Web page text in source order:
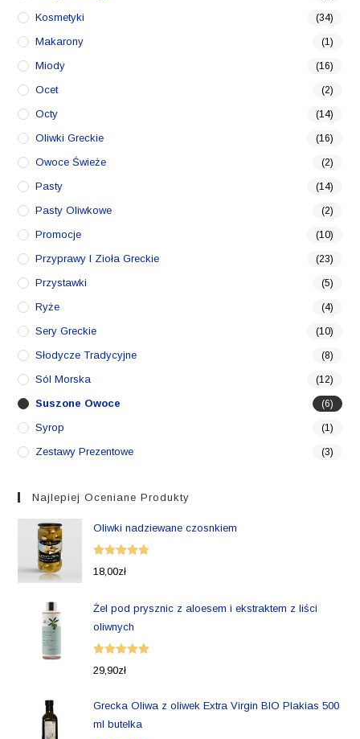
Kosmetyki (34)
Makarony (1)
Miody (16)
Ocet (2)
Octy (14)
Oliwki Greckie (16)
Owoce Świeże (2)
Pasty (14)
Pasty Oliwkowe (2)
Promocje (10)
Przyprawy I Zioła Greckie (23)
Przystawki (5)
Ryże (4)
Sery Greckie (10)
Słodycze Tradycyjne (8)
Sól Morska (12)
Suszone Owoce (6)
Syrop (1)
Zestawy Prezentowe (3)
Najlepiej Oceniane Produkty
Oliwki nadziewane czosnkiem
Oceniono
18,00zł
Żel pod prysznic z aloesem i ekstraktem z liści
oliwnych
Oceniono
29,90zł
Grecka Oliwa z oliwek Extra Virgin BIO Plakias 500
ml butelka